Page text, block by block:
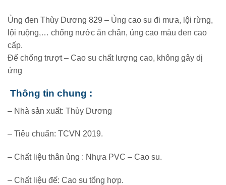
Ủng đen Thùy Dương 829 – Ủng cao su đi mưa, lội rừng,
lội ruộng,… chống nước ăn chân, ủng cao màu đen cao
cấp.
Đế chống trượt – Cao su chất lượng cao, không gây dị
ứng
Thông tin chung :
– Nhà sản xuất: Thùy Dương
– Tiêu chuẩn: TCVN 2019.
– Chất liệu thân ủng : Nhựa PVC – Cao su.
– Chất liệu đế: Cao su tổng hợp.